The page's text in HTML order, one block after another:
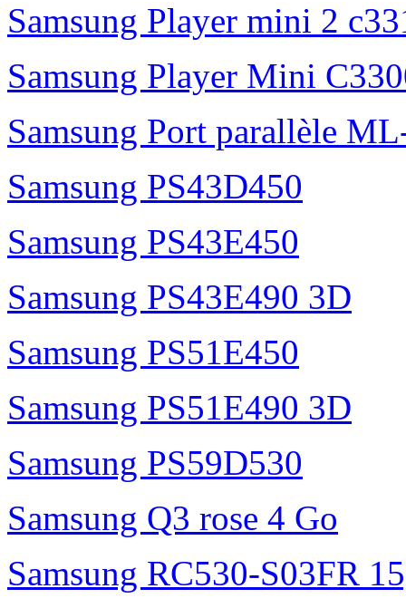
Samsung Player mini 2
Samsung Player Mini
Samsung Port parallèle
Samsung PS43D450
Samsung PS43E450
Samsung PS43E490 3D
Samsung PS51E450
Samsung PS51E490 3D
Samsung PS59D530
Samsung Q3 rose 4 Go
Samsung RC530-S03FR